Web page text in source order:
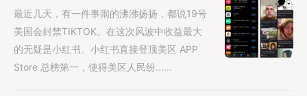
最近几天，有一件事闹的沸沸扬扬，都说19号
美国会封禁TIKTOK。在这次风波中收益最大
的无疑是小红书。小红书直接登顶美区 APP
Store 总榜第一，使得美区人民纷......